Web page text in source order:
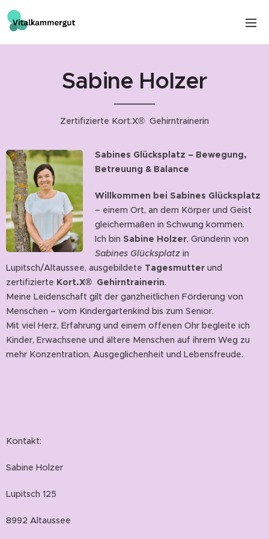
Sabine Holzer
Zertifizierte Kort.X® Gehirntrainerin
Sabines Glücksplatz – Bewegung,
Betreuung & Balance
Willkommen bei Sabines Glücksplatz
– einem Ort, an dem Körper und Geist
gleichermaßen in Schwung kommen.
Ich bin Sabine Holzer, Gründerin von
Sabines Glücksplatzin
Lupitsch/Altaussee, ausgebildete Tagesmutter und
zertifizierte Kort.X® Gehirntrainerin.
Meine Leidenschaft gilt der ganzheitlichen Förderung von
Menschen – vom Kindergartenkind bis zum Senior.
Mit viel Herz, Erfahrung und einem offenen Ohr begleite ich
Kinder, Erwachsene und ältere Menschen auf ihrem Weg zu
mehr Konzentration, Ausgeglichenheit und Lebensfreude.
Kontakt:
Sabine Holzer
Lupitsch 125
8992 Altaussee